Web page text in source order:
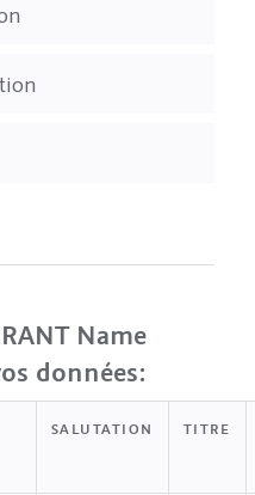
Name
données:
SALUTATION TITRE